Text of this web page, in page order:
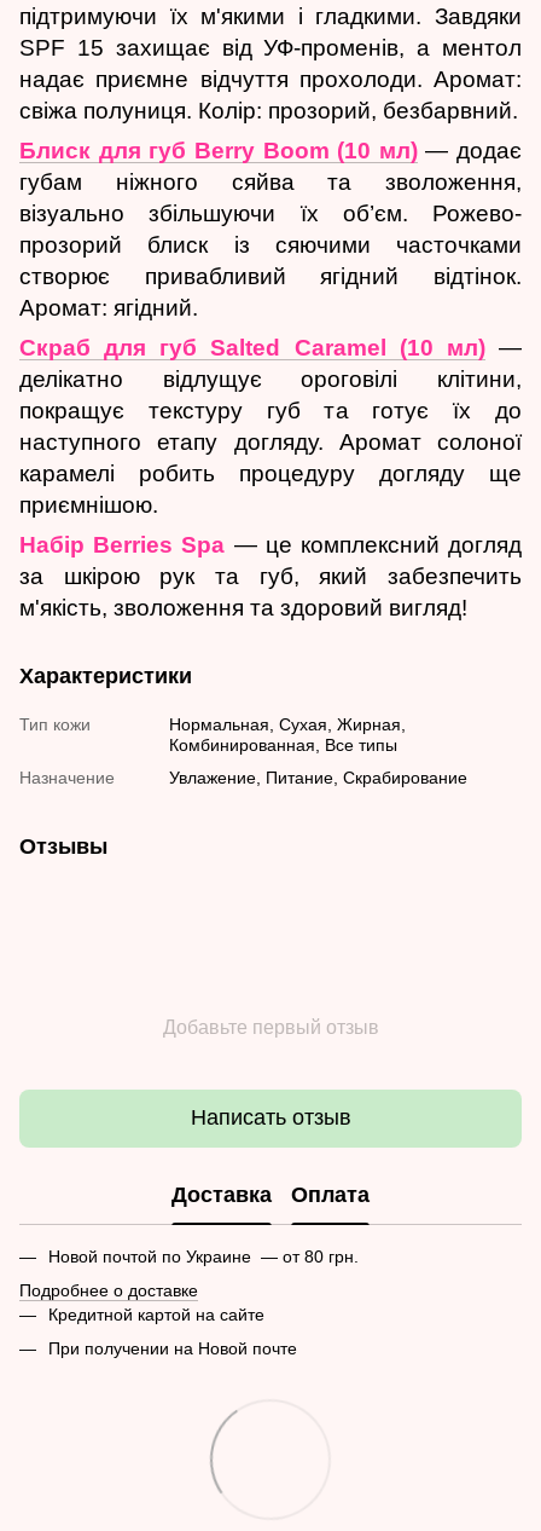
підтримуючи їх м'якими і гладкими. Завдяки
SPF 15 захищає від УФ-променів, а ментол
надає приємне відчуття прохолоди. Аромат:
свіжа полуниця. Колір: прозорий, безбарвний.
Блиск для губ Berry Boom (10 мл)— додає
губам ніжного сяйва та зволоження,
візуально збільшуючи їх об’єм. Рожево-
прозорий блиск із сяючими часточками
створює привабливий ягідний відтінок.
Аромат: ягідний.
Скраб для губ Salted Caramel (10 мл)—
делікатно відлущує ороговілі клітини,
покращує текстуру губ та готує їх до
наступного етапу догляду. Аромат солоної
карамелі робить процедуру догляду ще
приємнішою.
Набір Berries Spa — це комплексний догляд
за шкірою рук та губ, який забезпечить
м'якість, зволоження та здоровий вигляд!
Характеристики
Тип кожи
Нормальная, Сухая, Жирная,
Комбинированная, Все типы
Назначение
Увлажение, Питание, Скрабирование
Отзывы
Добавьте первый отзыв
Написать отзыв
Доставка Оплата
Новой почтой по Украине — от 80 грн.
Подробнее о доставке
Кредитной картой на сайте
При получении на Новой почте